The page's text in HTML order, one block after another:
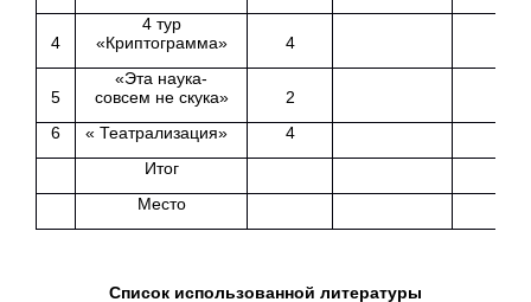
4
4 тур
«Криптограмма»
4
5
«Эта наука-
совсем не скука»
2
6
« Театрализация»
4
Итог
Место
Список использованной литературы